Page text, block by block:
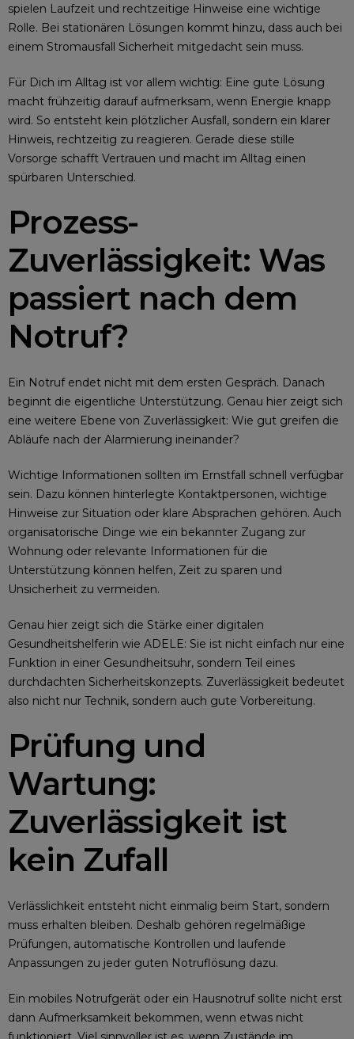
spielen Laufzeit und rechtzeitige Hinweise eine wichtige
Rolle. Bei stationären Lösungen kommt hinzu, dass auch bei
einem Stromausfall Sicherheit mitgedacht sein muss.
Für Dich im Alltag ist vor allem wichtig: Eine gute Lösung
macht frühzeitig darauf aufmerksam, wenn Energie knapp
wird. So entsteht kein plötzlicher Ausfall, sondern ein klarer
Hinweis, rechtzeitig zu reagieren. Gerade diese stille
Vorsorge schafft Vertrauen und macht im Alltag einen
spürbaren Unterschied.
Prozess-
Zuverlässigkeit: Was
passiert nach dem
Notruf?
Ein Notruf endet nicht mit dem ersten Gespräch. Danach
beginnt die eigentliche Unterstützung. Genau hier zeigt sich
eine weitere Ebene von Zuverlässigkeit: Wie gut greifen die
Abläufe nach der Alarmierung ineinander?
Wichtige Informationen sollten im Ernstfall schnell verfügbar
sein. Dazu können hinterlegte Kontaktpersonen, wichtige
Hinweise zur Situation oder klare Absprachen gehören. Auch
organisatorische Dinge wie ein bekannter Zugang zur
Wohnung oder relevante Informationen für die
Unterstützung können helfen, Zeit zu sparen und
Unsicherheit zu vermeiden.
Genau hier zeigt sich die Stärke einer digitalen
Gesundheitshelferin wie ADELE: Sie ist nicht einfach nur eine
Funktion in einer Gesundheitsuhr, sondern Teil eines
durchdachten Sicherheitskonzepts. Zuverlässigkeit bedeutet
also nicht nur Technik, sondern auch gute Vorbereitung.
Prüfung und
Wartung:
Zuverlässigkeit ist
kein Zufall
Verlässlichkeit entsteht nicht einmalig beim Start, sondern
muss erhalten bleiben. Deshalb gehören regelmäßige
Prüfungen, automatische Kontrollen und laufende
Anpassungen zu jeder guten Notruflösung dazu.
Ein mobiles Notrufgerät oder ein Hausnotruf sollte nicht erst
dann Aufmerksamkeit bekommen, wenn etwas nicht